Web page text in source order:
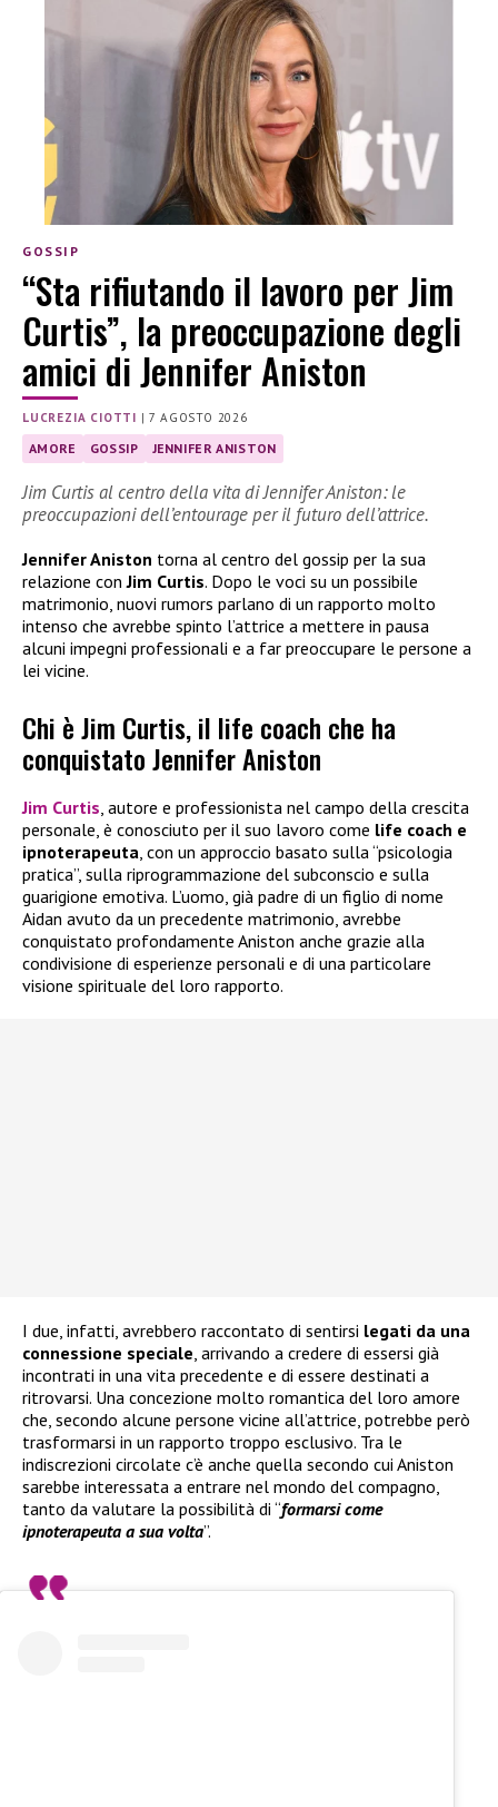
GOSSIP
“Sta rifiutando il lavoro per Jim
Curtis”, la preoccupazione degli
amici di Jennifer Aniston
LUCREZIA CIOTTI |7 AGOSTO 2026
AMORE GOSSIP JENNIFER ANISTON
Jim Curtis al centro della vita di Jennifer Aniston: le
preoccupazioni dell’entourage per il futuro dell’attrice.
Jennifer Aniston torna al centro del gossip per la sua
relazione conJim Curtis. Dopo le voci su un possibile
matrimonio, nuovi rumors parlano di un rapporto molto
intenso che avrebbe spinto l’attrice a mettere in pausa
alcuni impegni professionali e a far preoccupare le persone a
lei vicine.
Chi è Jim Curtis, il life coach che ha
conquistato Jennifer Aniston
Jim Curtis , autore e professionista nel campo della crescita
personale, è conosciuto per il suo lavoro come life coach e
ipnoterapeuta , con un approccio basato sulla “psicologia
pratica”, sulla riprogrammazione del subconscio e sulla
guarigione emotiva. L’uomo, già padre di un figlio di nome
Aidan avuto da un precedente matrimonio, avrebbe
conquistato profondamente Aniston anche grazie alla
condivisione di esperienze personali e di una particolare
visione spirituale del loro rapporto.
I due, infatti, avrebbero raccontato di sentirsi legati da una
connessione speciale , arrivando a credere di essersi già
incontrati in una vita precedente e di essere destinati a
ritrovarsi. Una concezione molto romantica del loro amore
che, secondo alcune persone vicine all’attrice, potrebbe però
trasformarsi in un rapporto troppo esclusivo. Tra le
indiscrezioni circolate c’è anche quella secondo cui Aniston
sarebbe interessata a entrare nel mondo del compagno,
tanto da valutare la possibilità di “formarsi come
ipnoterapeuta a sua volta”.